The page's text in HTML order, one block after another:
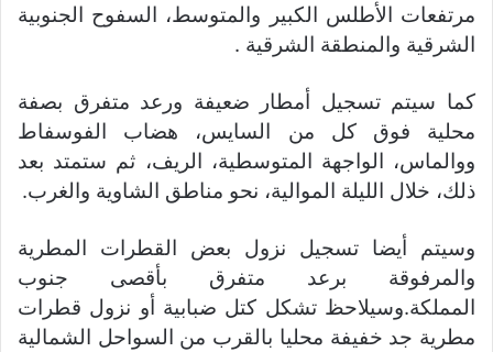
مرتفعات الأطلس الكبير والمتوسط، السفوح الجنوبية
الشرقية والمنطقة الشرقية .
كما سيتم تسجيل أمطار ضعيفة ورعد متفرق بصفة
محلية فوق كل من السايس، هضاب الفوسفاط
ووالماس، الواجهة المتوسطية، الريف، ثم ستمتد بعد
ذلك، خلال الليلة الموالية، نحو مناطق الشاوية والغرب.
وسيتم أيضا تسجيل نزول بعض القطرات المطرية
والمرفوقة برعد متفرق بأقصى جنوب
المملكة.وسيلاحظ تشكل كتل ضبابية أو نزول قطرات
مطرية جد خفيفة محليا بالقرب من السواحل الشمالية